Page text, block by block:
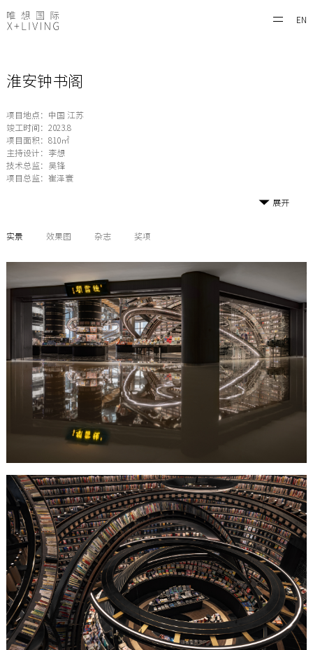
EN
淮安钟书阁
项目地点：中国 江苏
竣工时间：2023.8
项目面积：810㎡
主持设计：李想
技术总监：吴锋
项目总监：崔泽寰
展开
实景 效果图 杂志 奖项